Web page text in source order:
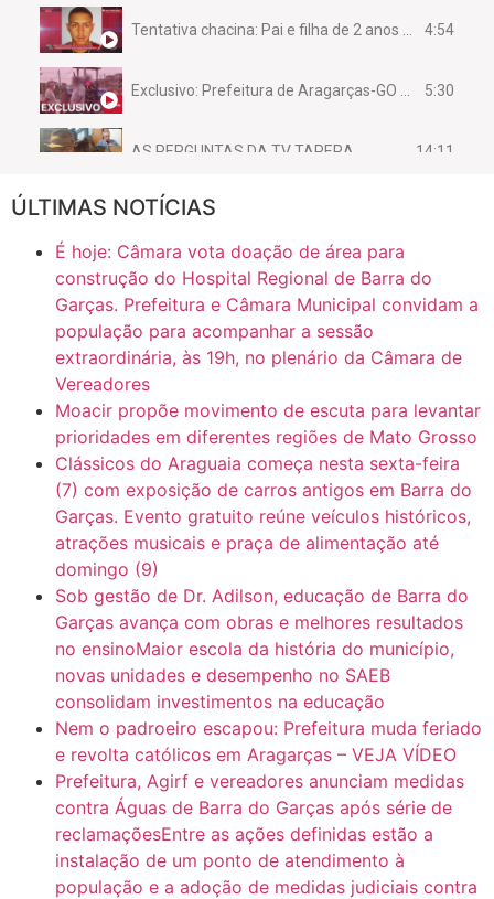
Tentativa chacina: Pai e filha de 2 anos assassinados em casa enquanto dormiam 4:54
Exclusivo: Prefeitura de Aragarças-GO sob suspeita de desviar maquinário público para uso privado. 5:30
AS PERGUNTAS DA TV TAPERA 14:11
CASO SAIURY - SEM CORTES
Mini Ginásio de Aragarças- Só a bo$ta 6:31
ÚLTIMAS NOTÍCIAS
É hoje: Câmara vota doação de área para
construção do Hospital Regional de Barra do
Garças. Prefeitura e Câmara Municipal convidam a
população para acompanhar a sessão
extraordinária, às 19h, no plenário da Câmara de
Vereadores
Moacir propõe movimento de escuta para levantar
prioridades em diferentes regiões de Mato Grosso
Clássicos do Araguaia começa nesta sexta-feira
(7) com exposição de carros antigos em Barra do
Garças. Evento gratuito reúne veículos históricos,
atrações musicais e praça de alimentação até
domingo (9)
Sob gestão de Dr. Adilson, educação de Barra do
Garças avança com obras e melhores resultados
no ensinoMaior escola da história do município,
novas unidades e desempenho no SAEB
consolidam investimentos na educação
Nem o padroeiro escapou: Prefeitura muda feriado
e revolta católicos em Aragarças – VEJA VÍDEO
Prefeitura, Agirf e vereadores anunciam medidas
contra Águas de Barra do Garças após série de
reclamaçõesEntre as ações definidas estão a
instalação de um ponto de atendimento à
população e a adoção de medidas judiciais contra